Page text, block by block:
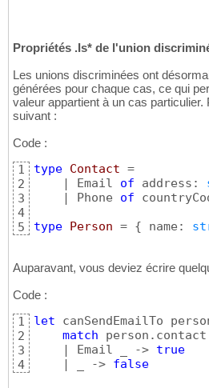
16
18
19
20
21
22
23
24
25
26
27
28
29
31
// Parameter to a
let s =
    s.Length
// binds
// Declared type at let-
// Array type signature
let
f (arr: ( string |
// Generic code, note
let
findOrNull ( index:
List.tryItem
    | None ->
null
Propriétés .Is* de l'union
Les unions discriminées ont
générées pour chaque cas, ce qui
valeur appartient à un cas
suivant :
Code :
1
2
3
4
5
type Contact =
    | Email
of address:
    | Phone
of
type Person = { name:
Auparavant, vous deviez écrire
Code :
1
2
3
4
let canSendEmailTo
match person.contact
    | Email _ ->
true
    | _ ->
false